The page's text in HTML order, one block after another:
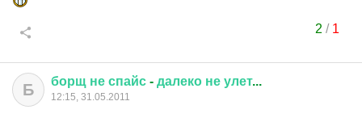
2 / 1
Б борщ не спайс - далеко не улет...
12:15, 31.05.2011